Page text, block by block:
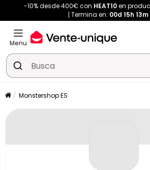
-10% desde 400€ con HEAT10en
Termina en: 00d 15h 13m
Menu
Monstershop ES